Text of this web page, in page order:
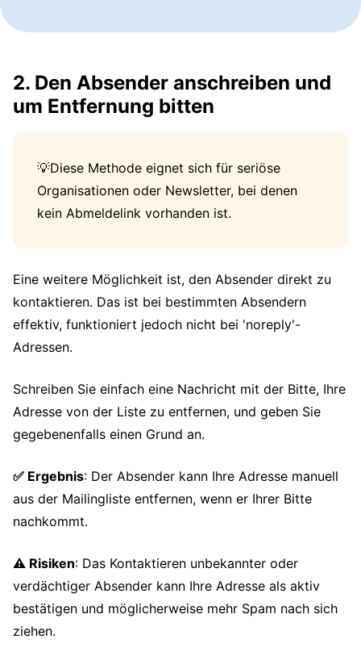
2. Den Absender anschreiben und
um Entfernung bitten
💡Diese Methode eignet sich für seriöse
Organisationen oder Newsletter, bei denen
kein Abmeldelink vorhanden ist.
Eine weitere Möglichkeit ist, den Absender direkt zu
kontaktieren. Das ist bei bestimmten Absendern
effektiv, funktioniert jedoch nicht bei 'noreply'-
Adressen.
Schreiben Sie einfach eine Nachricht mit der Bitte, Ihre
Adresse von der Liste zu entfernen, und geben Sie
gegebenenfalls einen Grund an.
✅ Ergebnis: Der Absender kann Ihre Adresse manuell
aus der Mailingliste entfernen, wenn er Ihrer Bitte
nachkommt.
⚠️ Risiken: Das Kontaktieren unbekannter oder
verdächtiger Absender kann Ihre Adresse als aktiv
bestätigen und möglicherweise mehr Spam nach sich
ziehen.